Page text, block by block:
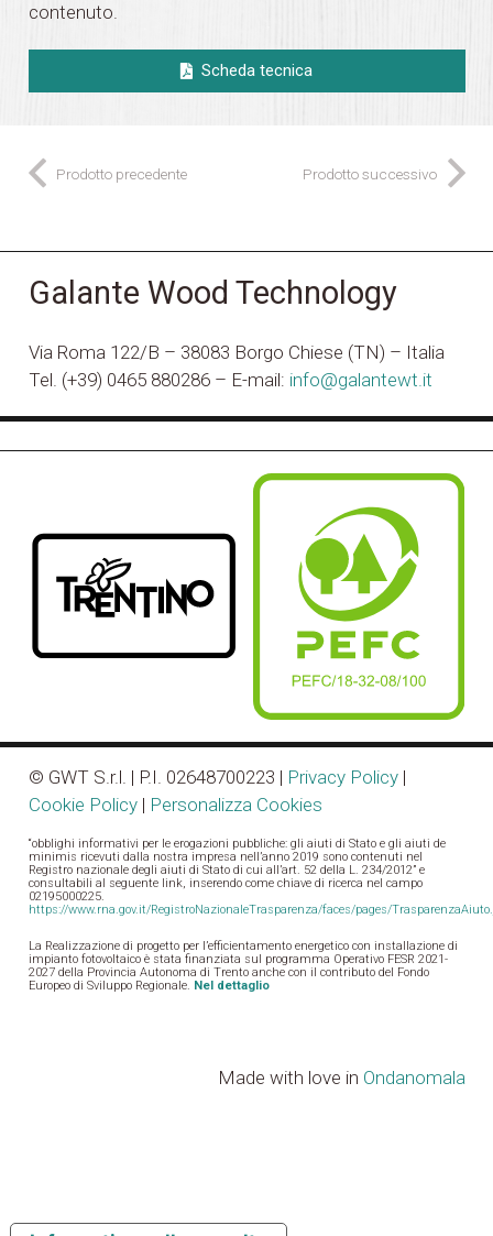
contenuto.
Scheda tecnica
Prodotto precedente Prodotto successivo
Galante Wood Technology
Via Roma 122/B – 38083 Borgo Chiese (TN) – Italia
Tel. (+39) 0465 880286 – E-mail: info@galantewt.it
© GWT S.r.l. | P.I. 02648700223 | Privacy Policy|
Cookie Policy| Personalizza Cookies
“obblighi informativi per le erogazioni pubbliche: gli aiuti di Stato e gli aiuti de
minimis ricevuti dalla nostra impresa nell’anno 2019 sono contenuti nel
Registro nazionale degli aiuti di Stato di cui all’art. 52 della L. 234/2012” e
consultabili al seguente link, inserendo come chiave di ricerca nel campo
02195000225.
https://www.rna.gov.it/RegistroNazionaleTrasparenza/faces/pages/
La Realizzazione di progetto per l’efficientamento energetico con installazione di
impianto fotovoltaico è stata finanziata sul programma Operativo FESR 2021-
2027 della Provincia Autonoma di Trento anche con il contributo del Fondo
Europeo di Sviluppo Regionale. Nel dettaglio
Made with love in Ondanomala